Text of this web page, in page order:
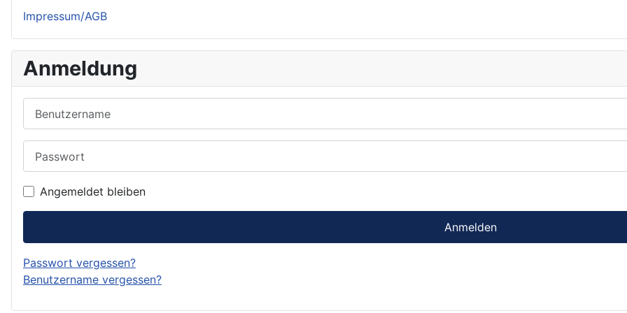
Impressum/AGB
Anmeldung
Angemeldet bleiben
Anmelden
Passwort vergessen?
Benutzername vergessen?